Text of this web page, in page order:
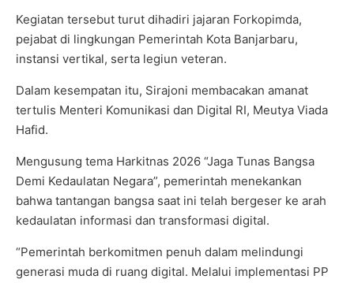
Kegiatan tersebut turut dihadiri jajaran Forkopimda,
pejabat di lingkungan Pemerintah Kota Banjarbaru,
instansi vertikal, serta legiun veteran.
Dalam kesempatan itu, Sirajoni membacakan amanat
tertulis Menteri Komunikasi dan Digital RI, Meutya Viada
Hafid.
Mengusung tema Harkitnas 2026 “Jaga Tunas Bangsa
Demi Kedaulatan Negara”, pemerintah menekankan
bahwa tantangan bangsa saat ini telah bergeser ke arah
kedaulatan informasi dan transformasi digital.
“Pemerintah berkomitmen penuh dalam melindungi
generasi muda di ruang digital. Melalui implementasi PP